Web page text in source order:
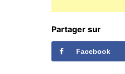
Partager sur
Facebook